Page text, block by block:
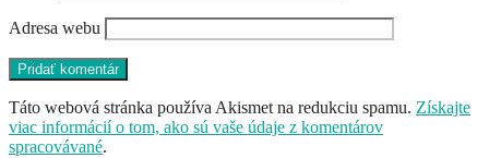
Adresa webu
Táto webová stránka používa Akismet na redukciu spamu. Získajte
viac informácií o tom, ako sú vaše údaje z komentárov
spracovávané.